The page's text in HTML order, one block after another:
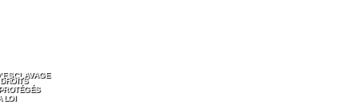
LOI